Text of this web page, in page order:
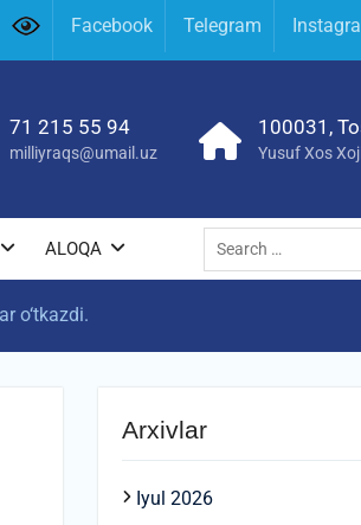
Facebook Telegram
71 215 55 94
milliyraqs@umail.uz
100031,
Yusuf Xos
ALOQA
Search
for:
o‘tkazdi.
Arxivlar
Iyul 2026